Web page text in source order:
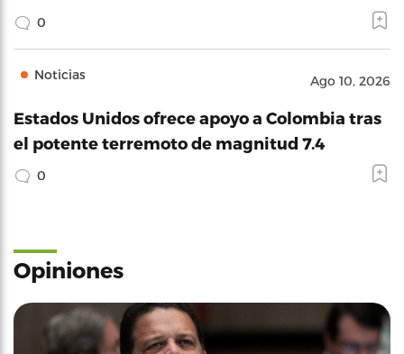
0
Noticias Ago 10, 2026
Estados Unidos ofrece apoyo a Colombia tras
el potente terremoto de magnitud 7.4
0
Opiniones